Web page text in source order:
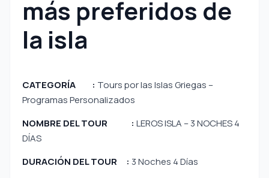
más preferidos de
la isla
CATEGORÍA : Tours por las Islas Griegas –
Programas Personalizados
NOMBRE DEL TOUR : LEROS ISLA – 3 NOCHES 4
DÍAS
DURACIÓN DEL TOUR : 3 Noches 4 Días